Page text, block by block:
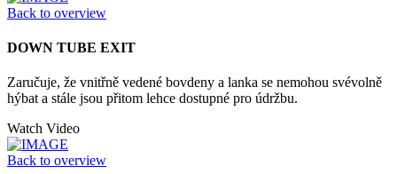
Back to overview
DOWN TUBE EXIT
Zaručuje, že vnitřně vedené bovdeny a lanka se nemohou svévolně
hýbat a stále jsou přitom lehce dostupné pro údržbu.
Watch Video
Back to overview